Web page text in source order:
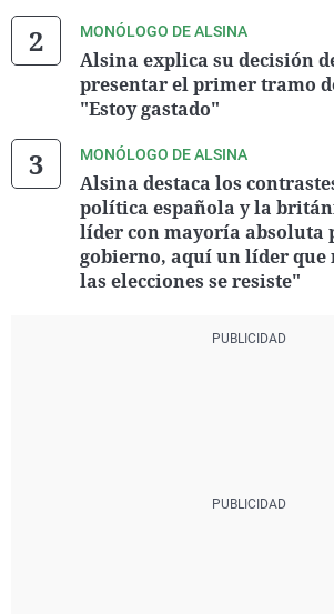
MONÓLOGO DE ALSINA
Alsina explica su decisión
presentar el primer tramo
"Estoy gastado"
MONÓLOGO DE ALSINA
Alsina destaca los
política española y la
líder con mayoría absoluta
gobierno, aquí un líder que
las elecciones se resiste"